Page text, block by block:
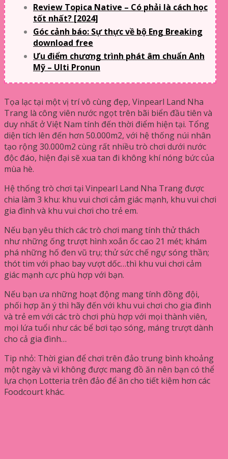
Review Topica Native – Có phải là cách học
tốt nhất? [2024]
Góc cảnh báo: Sự thực về bộ Eng Breaking
download free
Ưu điểm chương trình phát âm chuẩn Anh
Mỹ – Ulti Pronun
Tọa lạc tại một vị trí vô cùng đẹp, Vinpearl Land Nha
Trang là công viên nước ngọt trên bãi biển đầu tiên và
duy nhất ở Việt Nam tính đến thời điểm hiện tại. Tổng
diện tích lên đến hơn 50.000m2, với hệ thống núi nhân
tạo rộng 30.000m2 cùng rất nhiều trò chơi dưới nước
độc đáo, hiện đại sẽ xua tan đi không khí nóng bức của
mùa hè.
Hệ thống trò chơi tại Vinpearl Land Nha Trang được
chia làm 3 khu: khu vui chơi cảm giác mạnh, khu vui chơi
gia đình và khu vui chơi cho trẻ em.
Nếu bạn yêu thích các trò chơi mang tính thử thách
như những ống trượt hình xoắn ốc cao 21 mét; khám
phá những hố đen vũ trụ; thử sức chế ngự sóng thần;
thót tim với phao bay vượt dốc…thì khu vui chơi cảm
giác mạnh cực phù hợp với bạn.
Nếu bạn ưa những hoạt động mang tính đồng đội,
phối hợp ăn ý thì hãy đến với khu vui chơi cho gia đình
và trẻ em với các trò chơi phù hợp với mọi thành viên,
mọi lứa tuổi như các bể bơi tạo sóng, máng trượt dành
cho cả gia đình…
Tip nhỏ: Thời gian để chơi trên đảo trung bình khoảng
một ngày và vì không được mang đồ ăn nên bạn có thể
lựa chọn Lotteria trên đảo để ăn cho tiết kiệm hơn các
Foodcourt khác.